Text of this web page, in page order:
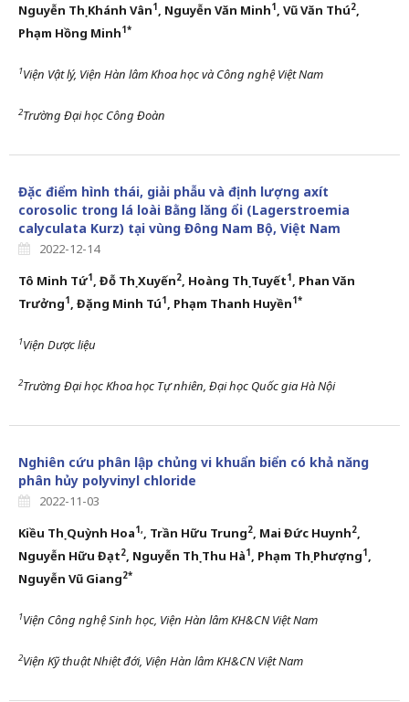
Nguyễn Thị Khánh Vân1 , Nguyễn Văn Minh1 , Vũ Văn Thú2,
Phạm Hồng Minh1*
1Viện Vật lý, Viện Hàn lâm Khoa học và Công nghệ Việt Nam
2Trường Đại học Công Đoàn
Đặc điểm hình thái, giải phẫu và định lượng axít
corosolic trong lá loài Bằng lăng ổi (Lagerstroemia
calyculata Kurz) tại vùng Đông Nam Bộ, Việt Nam
2022-12-14
Tô Minh Tứ1 , Đỗ Thị Xuyến2, Hoàng Thị Tuyết1 , Phan Văn
Trưởng1 , Đặng Minh Tú1 , Phạm Thanh Huyền1*
1Viện Dược liệu
2Trường Đại học Khoa học Tự nhiên, Đại học Quốc gia Hà Nội
Nghiên cứu phân lập chủng vi khuẩn biển có khả năng
phân hủy polyvinyl chloride
2022-11-03
Kiều Thị Quỳnh Hoa1,, Trần Hữu Trung2, Mai Đức Huynh2,
Nguyễn Hữu Đạt2, Nguyễn Thị Thu Hà1 , Phạm Thị Phượng1 ,
Nguyễn Vũ Giang2*
1Viện Công nghệ Sinh học, Viện Hàn lâm KH&CN Việt Nam
2Viện Kỹ thuật Nhiệt đới, Viện Hàn lâm KH&CN Việt Nam